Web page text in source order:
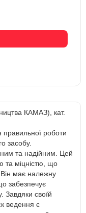
КАМАЗ), кат.
роботи
засобу.
та надійним. Цей
та міцністю, що
Він має належну
забезпечує
Завдяки своїй
ведення є